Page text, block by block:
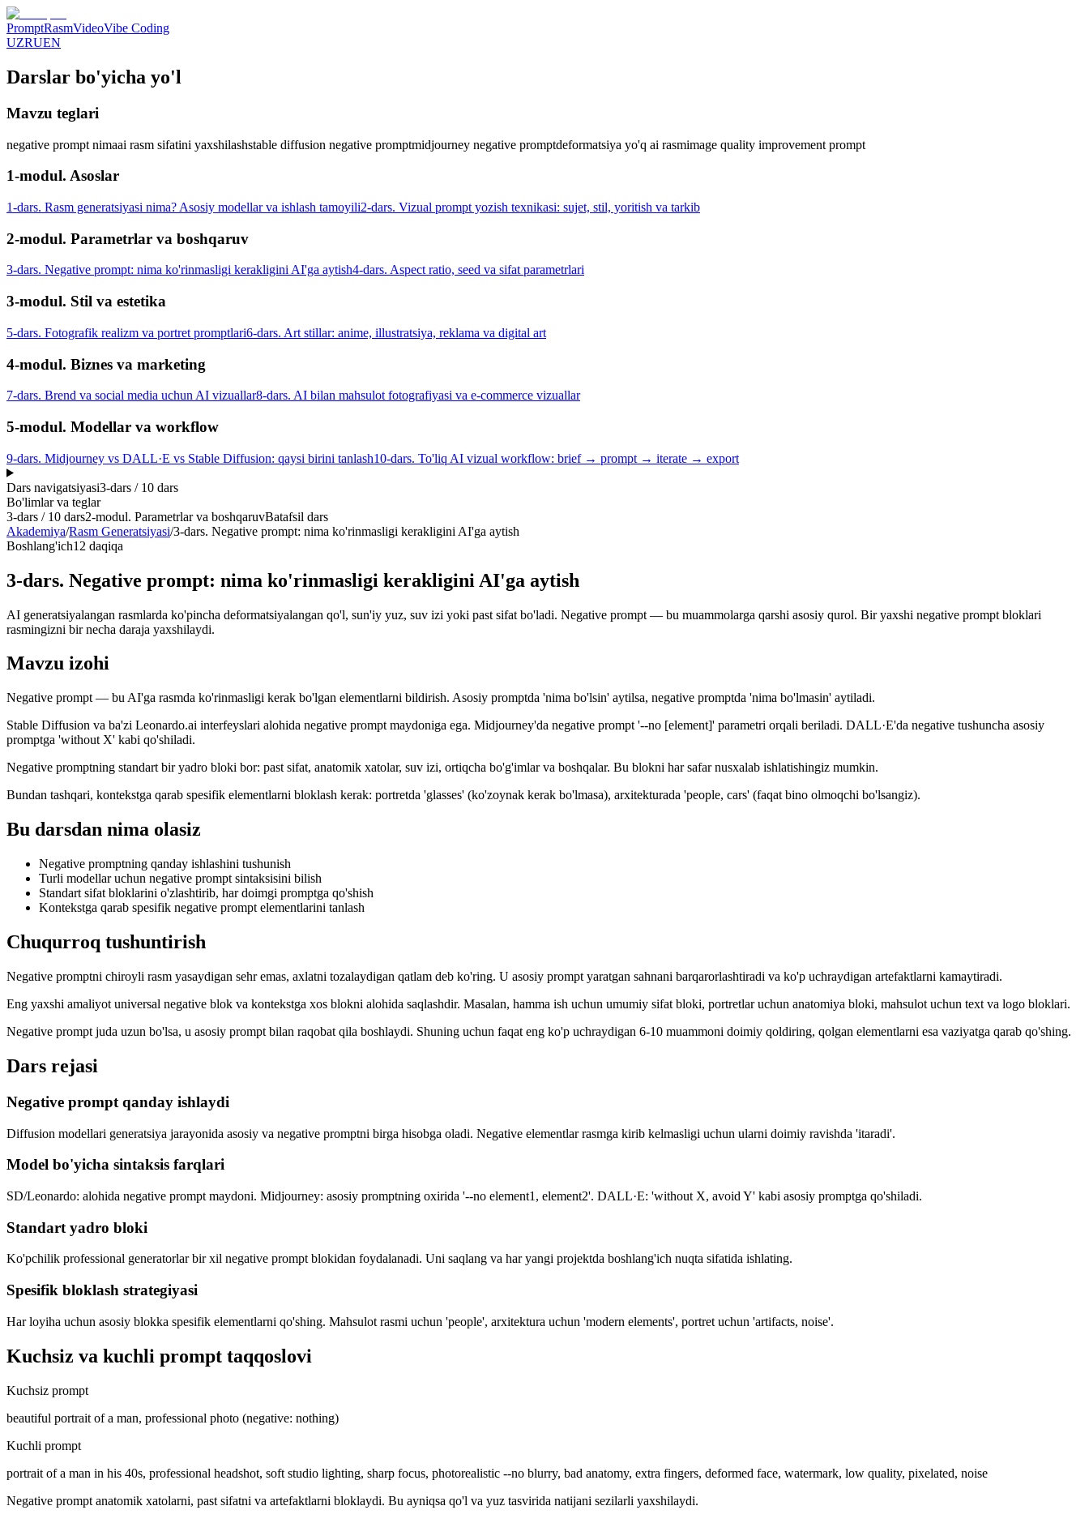
PromptRasmVideoVibe Coding
UZRUEN
Darslar bo'yicha yo'l
Mavzu teglari
negative prompt nimaai rasm sifatini yaxshilashstable diffusion negative promptmidjourney negative promptdeformatsiya yo'q ai rasmimage quality improvement prompt
1-modul. Asoslar
1-dars. Rasm generatsiyasi nima? Asosiy modellar va ishlash tamoyili2-dars. Vizual prompt yozish texnikasi: sujet, stil, yoritish va tarkib
2-modul. Parametrlar va boshqaruv
3-dars. Negative prompt: nima ko'rinmasligi kerakligini AI'ga aytish4-dars. Aspect ratio, seed va sifat parametrlari
3-modul. Stil va estetika
5-dars. Fotografik realizm va portret promptlari6-dars. Art stillar: anime, illustratsiya, reklama va digital art
4-modul. Biznes va marketing
7-dars. Brend va social media uchun AI vizuallar8-dars. AI bilan mahsulot fotografiyasi va e-commerce vizuallar
5-modul. Modellar va workflow
9-dars. Midjourney vs DALL·E vs Stable Diffusion: qaysi birini tanlash10-dars. To'liq AI vizual workflow: brief → prompt → iterate → export
Dars navigatsiyasi3-dars / 10 dars
Bo'limlar va teglar
3-dars / 10 dars2-modul. Parametrlar va boshqaruvBatafsil dars
Akademiya/Rasm Generatsiyasi/3-dars. Negative prompt: nima ko'rinmasligi kerakligini AI'ga aytish
Boshlang'ich12 daqiqa
3-dars. Negative prompt: nima ko'rinmasligi kerakligini AI'ga aytish
AI generatsiyalangan rasmlarda ko'pincha deformatsiyalangan qo'l, sun'iy yuz, suv izi yoki past sifat bo'ladi. Negative prompt — bu muammolarga qarshi asosiy qurol. Bir yaxshi negative prompt bloklari
rasmingizni bir necha daraja yaxshilaydi.
Mavzu izohi
Negative prompt — bu AI'ga rasmda ko'rinmasligi kerak bo'lgan elementlarni bildirish. Asosiy promptda 'nima bo'lsin' aytilsa, negative promptda 'nima bo'lmasin' aytiladi.
Stable Diffusion va ba'zi Leonardo.ai interfeyslari alohida negative prompt maydoniga ega. Midjourney'da negative prompt '--no [element]' parametri orqali beriladi. DALL·E'da negative tushuncha asosiy
promptga 'without X' kabi qo'shiladi.
Negative promptning standart bir yadro bloki bor: past sifat, anatomik xatolar, suv izi, ortiqcha bo'g'imlar va boshqalar. Bu blokni har safar nusxalab ishlatishingiz mumkin.
Bundan tashqari, kontekstga qarab spesifik elementlarni bloklash kerak: portretda 'glasses' (ko'zoynak kerak bo'lmasa), arxitekturada 'people, cars' (faqat bino olmoqchi bo'lsangiz).
Bu darsdan nima olasiz
Negative promptning qanday ishlashini tushunish
Turli modellar uchun negative prompt sintaksisini bilish
Standart sifat bloklarini o'zlashtirib, har doimgi promptga qo'shish
Kontekstga qarab spesifik negative prompt elementlarini tanlash
Chuqurroq tushuntirish
Negative promptni chiroyli rasm yasaydigan sehr emas, axlatni tozalaydigan qatlam deb ko'ring. U asosiy prompt yaratgan sahnani barqarorlashtiradi va ko'p uchraydigan artefaktlarni kamaytiradi.
Eng yaxshi amaliyot universal negative blok va kontekstga xos blokni alohida saqlashdir. Masalan, hamma ish uchun umumiy sifat bloki, portretlar uchun anatomiya bloki, mahsulot uchun text va logo bloklari.
Negative prompt juda uzun bo'lsa, u asosiy prompt bilan raqobat qila boshlaydi. Shuning uchun faqat eng ko'p uchraydigan 6-10 muammoni doimiy qoldiring, qolgan elementlarni esa vaziyatga qarab qo'shing.
Dars rejasi
Negative prompt qanday ishlaydi
Diffusion modellari generatsiya jarayonida asosiy va negative promptni birga hisobga oladi. Negative elementlar rasmga kirib kelmasligi uchun ularni doimiy ravishda 'itaradi'.
Model bo'yicha sintaksis farqlari
SD/Leonardo: alohida negative prompt maydoni. Midjourney: asosiy promptning oxirida '--no element1, element2'. DALL·E: 'without X, avoid Y' kabi asosiy promptga qo'shiladi.
Standart yadro bloki
Ko'pchilik professional generatorlar bir xil negative prompt blokidan foydalanadi. Uni saqlang va har yangi projektda boshlang'ich nuqta sifatida ishlating.
Spesifik bloklash strategiyasi
Har loyiha uchun asosiy blokka spesifik elementlarni qo'shing. Mahsulot rasmi uchun 'people', arxitektura uchun 'modern elements', portret uchun 'artifacts, noise'.
Kuchsiz va kuchli prompt taqqoslovi
Kuchsiz prompt
beautiful portrait of a man, professional photo (negative: nothing)
Kuchli prompt
portrait of a man in his 40s, professional headshot, soft studio lighting, sharp focus, photorealistic --no blurry, bad anatomy, extra fingers, deformed face, watermark, low quality, pixelated, noise
Negative prompt anatomik xatolarni, past sifatni va artefaktlarni bloklaydi. Bu ayniqsa qo'l va yuz tasvirida natijani sezilarli yaxshilaydi.